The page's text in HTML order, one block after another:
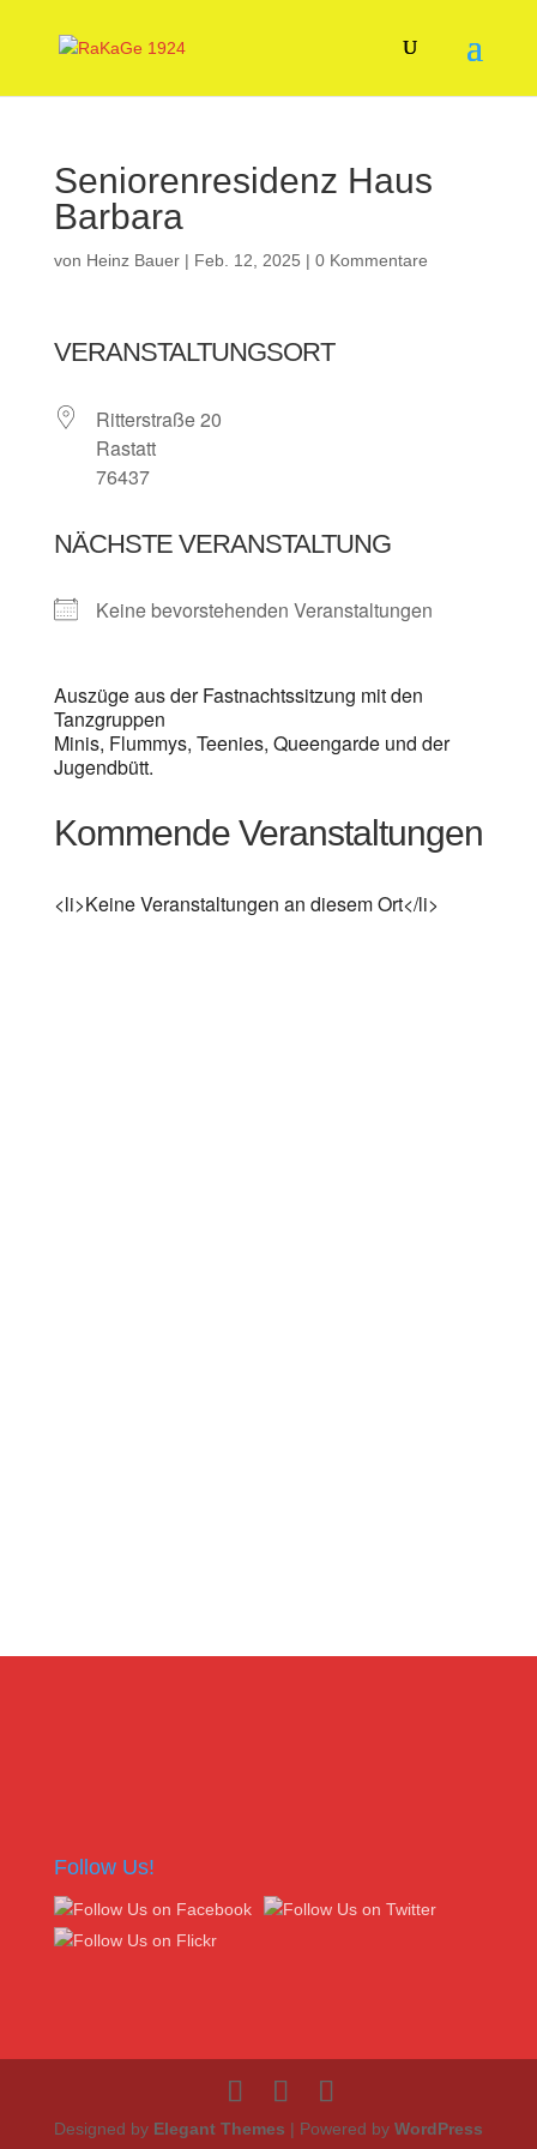
Seniorenresidenz Haus
Barbara
von Heinz Bauer| Feb. 12, 2025 | 0 Kommentare
VERANSTALTUNGSORT
Ritterstraße 20
Rastatt
76437
NÄCHSTE VERANSTALTUNG
Keine bevorstehenden Veranstaltungen
Auszüge aus der Fastnachtssitzung mit den
Tanzgruppen
Minis, Flummys, Teenies, Queengarde und der
Jugendbütt.
Kommende Veranstaltungen
<li>Keine Veranstaltungen an diesem Ort</li>
Follow Us!
Designed by Elegant Themes | Powered by WordPress